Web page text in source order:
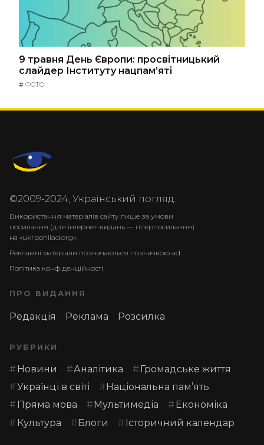
9 травня День Європи: просвітницький
слайдер Інституту нацпам’яті
# ФОТО
©2009-2024, Український погляд.
Використання матеріалів сайту лише за умови
посилання (для інтернет-видань — гіперпосилання)
на «ukrpohliad.org».
Рекламні матеріали позначаються позначкою ad.
Політика конфіденційності
ПРО ВИДАННЯ
Редакція Реклама Розсилка
РУБРИКИ
Новини Аналітика
Громадське життя
Українці в світі
Національна пам’ять
Пряма мова
Мультимедіа
Економіка
Культура
Блоги Історичний календар